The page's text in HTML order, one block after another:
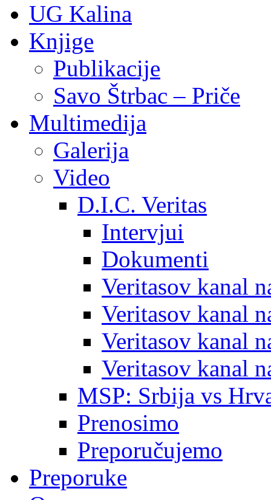
UG Kalina
Knjige
Publikacije
Savo Štrbac – Priče
Multimedija
Galerija
Video
D.I.C. Veritas
Intervjui
Dokumenti
Veritasov kanal
Veritasov kanal
Veritasov kanal
Veritasov kanal
MSP: Srbija vs
Prenosimo
Preporučujemo
Preporuke